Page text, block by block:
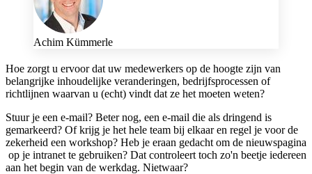
Achim Kümmerle
Hoe zorgt u ervoor dat uw medewerkers op de hoogte zijn van
belangrijke inhoudelijke veranderingen, bedrijfsprocessen of
richtlijnen waarvan u (echt) vindt dat ze het moeten weten?
Stuur je een e-mail? Beter nog, een e-mail die als dringend is
gemarkeerd? Of krijg je het hele team bij elkaar en regel je voor de
zekerheid een workshop? Heb je eraan gedacht om de nieuwspagina
op je intranet te gebruiken? Dat controleert toch zo'n beetje iedereen
aan het begin van de werkdag. Nietwaar?